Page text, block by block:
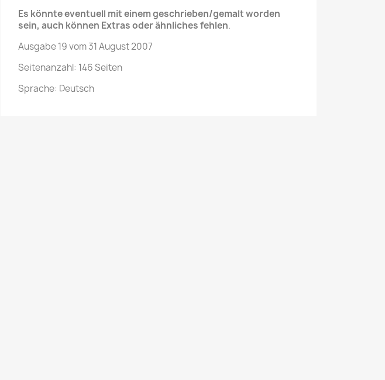
Es könnte eventuell mit einem geschrieben/gemalt worden
sein, auch können Extras oder ähnliches fehlen.
Ausgabe 19 vom 31 August 2007
Seitenanzahl: 146 Seiten
Sprache: Deutsch